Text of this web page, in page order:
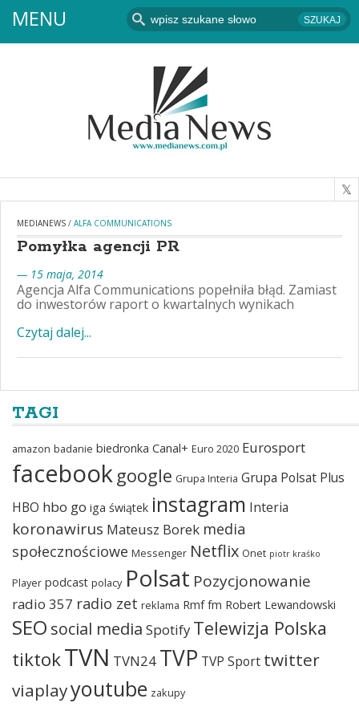
MENU
MEDIANEWS / ALFA COMMUNICATIONS
Pomyłka agencji PR
— 15 maja, 2014
Agencja Alfa Communications popełniła błąd. Zamiast
do inwestorów raport o kwartalnych wynikach
Czytaj dalej...
TAGI
amazon badanie biedronka Canal+ Euro 2020 Eurosport
facebook google Grupa Interia Grupa Polsat Plus
HBO hbo go iga świątek instagram Interia
koronawirus Mateusz Borek media
społecznościowe Messenger Netflix Onet piotr kraśko
Player podcast polacy Polsat Pozycjonowanie
radio 357 radio zet reklama Rmf fm Robert Lewandowski
SEO social media Spotify Telewizja Polska
tiktokTVN TVN24 TVP TVP Sport twitter
viaplayyoutube zakupy